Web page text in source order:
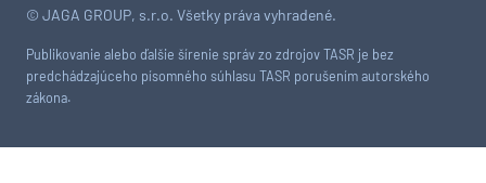
© JAGA GROUP, s.r.o. Všetky práva vyhradené.
Publikovanie alebo ďalšie šírenie správ zo zdrojov TASR je bez
predchádzajúceho písomného súhlasu TASR porušením autorského
zákona.